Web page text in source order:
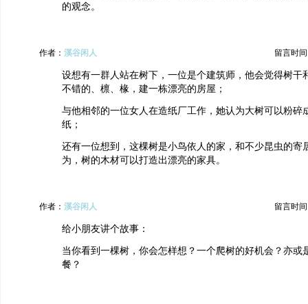
的观念。
作者： 溪谷闲人 留言时间
设想有一群人站在树下，一位是个建筑师，他会觉得树干
不错的、檩、椽，建一栋漂亮的房屋；
与他相邻的一位女人在造纸厂工作，她认为大树可以粉碎
纸；
还有一位想到，这棵树是小鸟依人的家，和不少昆虫的寄
为，树的木材可以打造出漂亮的家具。
作者： 溪谷闲人 留言时间
给小朋友讲个故事：
当你看到一棵树，你会怎样想？一个爬树的好机会？亦或
餐？